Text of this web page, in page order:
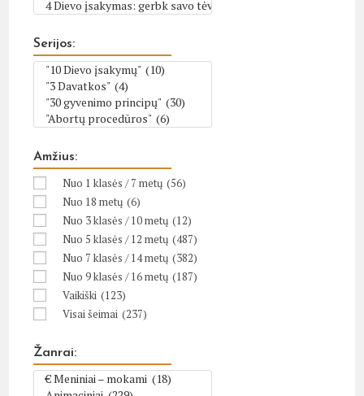
Serijos:
Amžius:
Nuo 1 klasės / 7 metų (56)
Nuo 18 metų (6)
Nuo 3 klasės / 10 metų (12)
Nuo 5 klasės / 12 metų (487)
Nuo 7 klasės / 14 metų (382)
Nuo 9 klasės / 16 metų (187)
Vaikiški (123)
Visai šeimai (237)
Žanrai: